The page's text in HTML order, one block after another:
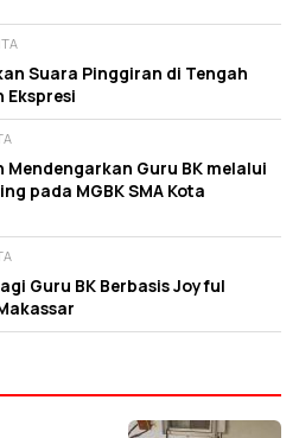
Suara Pinggiran di Tengah
Ekspresi
Guru BK melalui
pada MGBK SMA Kota
Guru BK Berbasis Joyful